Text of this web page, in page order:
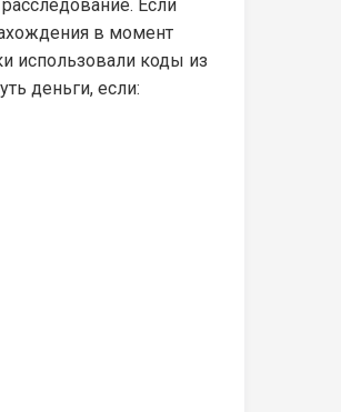
Если
в момент
использовали коды из
деньги, если: